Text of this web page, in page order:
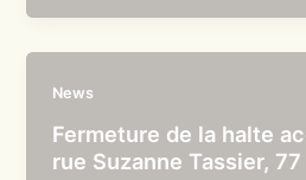
News
Fermeture de la halte
rue Suzanne Tassier,